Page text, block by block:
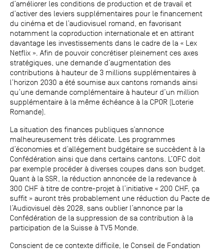
d’améliorer les conditions de production et de travail et
d’activer des leviers supplémentaires pour le financement
du cinéma et de l’audiovisuel romand, en favorisant
notamment la coproduction internationale et en attirant
davantage les investissements dans le cadre de la « Lex
Netflix ». Afin de pouvoir concrétiser pleinement ces axes
stratégiques, une demande d’augmentation des
contributions à hauteur de 3 millions supplémentaires à
l’horizon 2030 a été soumise aux cantons romands ainsi
qu’une demande complémentaire à hauteur d’un million
supplémentaire à la même échéance à la CPOR (Loterie
Romande).
La situation des finances publiques s’annonce
malheureusement très délicate. Les programmes
d’économies et d’allégement budgétaire se succèdent à la
Confédération ainsi que dans certains cantons. L’OFC doit
par exemple procéder à diverses coupes dans son budget.
Quant à la SSR, la réduction annoncée de la redevance à
300 CHF à titre de contre-projet à l’initiative « 200 CHF, ça
suffit » auront très probablement une réduction du Pacte de
l’Audiovisuel dès 2028, sans oublier l’annonce par la
Confédération de la suppression de sa contribution à la
participation de la Suisse à TV5 Monde.
Conscient de ce contexte difficile, le Conseil de Fondation